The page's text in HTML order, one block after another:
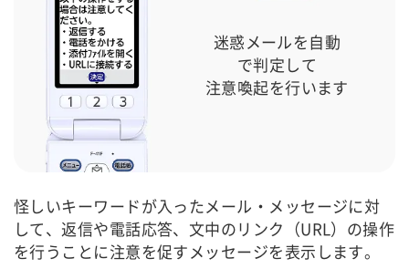
迷惑メールを自動
で判定して
注意喚起を行います
怪しいキーワードが入ったメール・メッセージに対
して、返信や電話応答、文中のリンク（URL）の操作
を行うことに注意を促すメッセージを表示します。